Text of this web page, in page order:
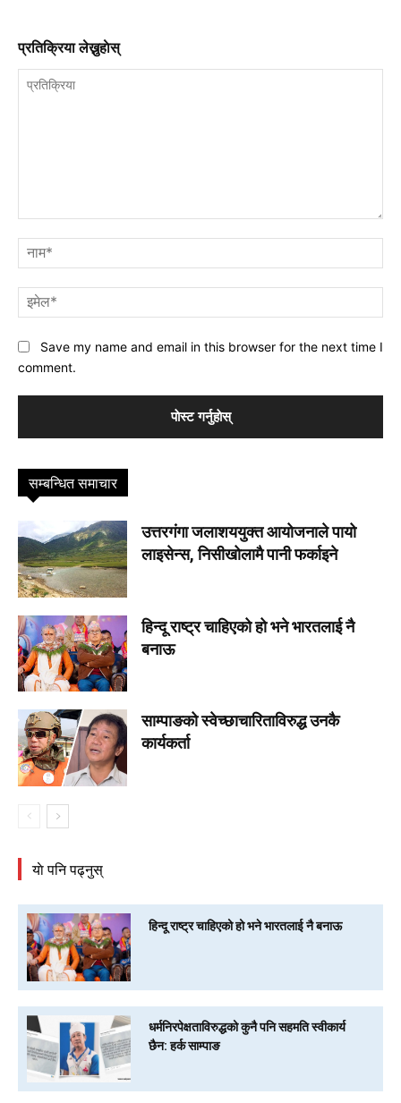
प्रतिक्रिया लेख्नुहाेस्
Save my name and email in this browser for the next time I
comment.
सम्बन्धित समाचार
उत्तरगंगा जलाशययुक्त आयोजनाले पायो
लाइसेन्स, निसीखोलामै पानी फर्काइने
हिन्दू राष्ट्र चाहिएको हो भने भारतलाई नै
बनाऊ
साम्पाङको स्वेच्छाचारिताविरुद्ध उनकै
कार्यकर्ता
याे पनि पढ्नुस्
हिन्दू राष्ट्र चाहिएको हो भने भारतलाई नै बनाऊ
धर्मनिरपेक्षताविरुद्धको कुनै पनि सहमति स्वीकार्य
छैन: हर्क साम्पाङ